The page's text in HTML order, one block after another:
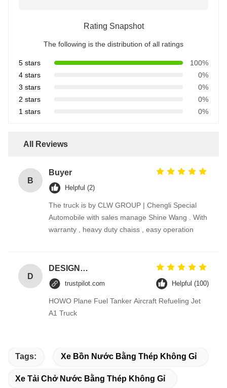
Rating Snapshot
The following is the distribution of all ratings
5 stars
100%
4 stars
0%
3 stars
0%
2 stars
0%
1 stars
0%
All Reviews
B
Buyer
Helpful (2)
The truck is by CLW GROUP | Chengli Special
Automobile with sales manage Shine Wang . With
warranty , heavy duty chaiss , easy operation
D
DESIGNER CODE
trustpilot.com Helpful (100)
HOWO Plane Fuel Tanker Aircraft Refueling Jet
A1 Truck
Tags: Xe Bồn Nước Bằng Thép Không Gỉ
Xe Tải Chở Nước Bằng Thép Không Gỉ